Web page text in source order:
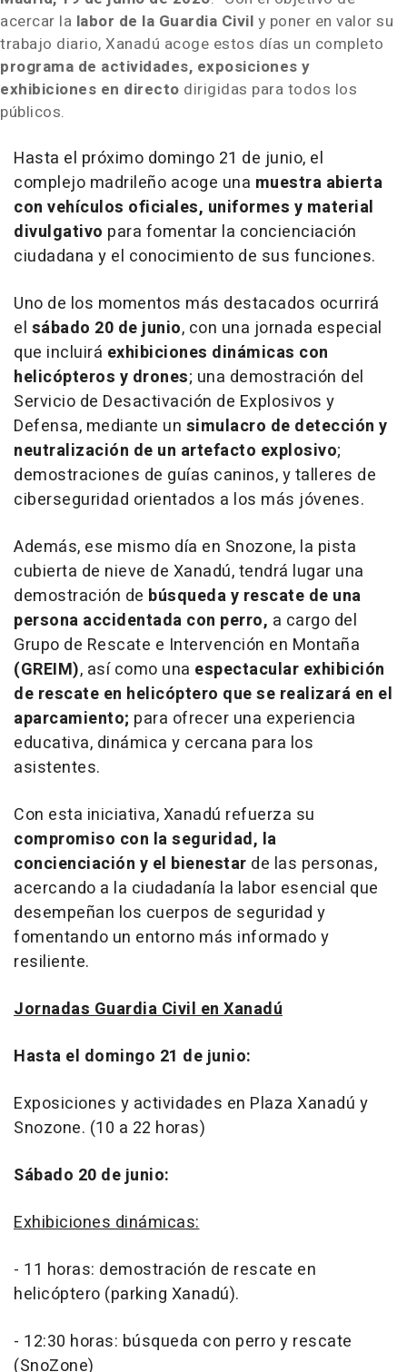
acercar la labor de la Guardia Civil y poner en valor su
trabajo diario, Xanadú acoge estos días un completo
programa de actividades, exposiciones y
exhibiciones en directo dirigidas para todos los
públicos.
Hasta el próximo domingo 21 de junio, el
complejo madrileño acoge una muestra abierta
con vehículos oficiales, uniformes y material
divulgativo para fomentar la concienciación
ciudadana y el conocimiento de sus funciones.
Uno de los momentos más destacados ocurrirá
el sábado 20 de junio, con una jornada especial
que incluirá exhibiciones dinámicas con
helicópteros y drones; una demostración del
Servicio de Desactivación de Explosivos y
Defensa, mediante un simulacro de detección y
neutralización de un artefacto explosivo;
demostraciones de guías caninos, y talleres de
ciberseguridad orientados a los más jóvenes.
Además, ese mismo día en Snozone, la pista
cubierta de nieve de Xanadú, tendrá lugar una
demostración de búsqueda y rescate de una
persona accidentada con perro, a cargo del
Grupo de Rescate e Intervención en Montaña
(GREIM), así como una espectacular exhibición
de rescate en helicóptero que se realizará en el
aparcamiento; para ofrecer una experiencia
educativa, dinámica y cercana para los
asistentes.
Con esta iniciativa, Xanadú refuerza su
compromiso con la seguridad, la
concienciación y el bienestar de las personas,
acercando a la ciudadanía la labor esencial que
desempeñan los cuerpos de seguridad y
fomentando un entorno más informado y
resiliente.
Jornadas Guardia Civil en Xanadú
Hasta el domingo 21 de junio:
Exposiciones y actividades en Plaza Xanadú y
Snozone. (10 a 22 horas)
Sábado 20 de junio:
Exhibiciones dinámicas:
- 11 horas: demostración de rescate en
helicóptero (parking Xanadú).
- 12:30 horas: búsqueda con perro y rescate
(SnoZone)